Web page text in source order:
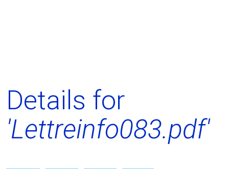
Details for
'Lettreinfo083.pdf'